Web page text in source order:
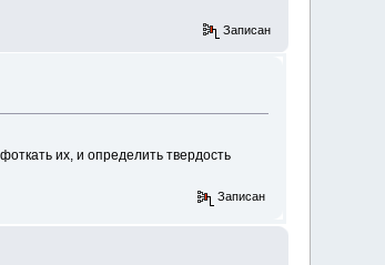
Записан
их, и определить твердость
Записан